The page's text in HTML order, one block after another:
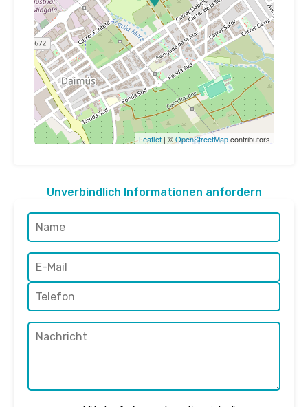
Leaflet | ©OpenStreetMapcontributors
Unverbindlich Informationen anfordern